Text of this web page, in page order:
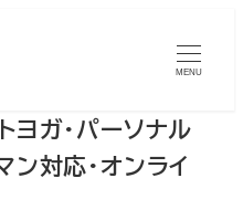
MENU
ヨガ・パーソナル
ン対応・オンライ